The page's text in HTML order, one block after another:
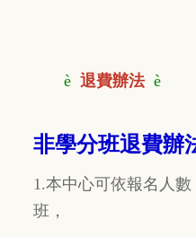
è 退費辦法 è
非學分班退費辦
1.本中心可依報名人
班，